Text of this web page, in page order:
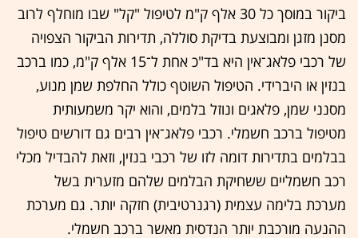
ביקור במוסך כל 30 אלף ק"מ לטיפול "קל" שבו מוחלף לרוב
מסנן מזגן ומבוצעת בדיקת סוללה, תדירות הביקור הצפויה
של רכבי פלאג־אין היא בד"כ אחת ל־15 אלף ק"מ, כמו ברכב
בנזין או היברידי. הטיפול השוטף כולל החלפת שמן מנוע,
מסנני שמן, פלאגים ונוזל בלמים, והוא יקר משמעותית
מטיפול ברכב חשמלי. רכבי פלאג־אין רבים גם דורשים טיפול
בבלמים בתדירות דומה לזו של רכבי בנזין, וזאת להבדיל מכלי
רכב חשמליים ששחיקת הבלמים שלהם מזערית בשל
מערכת בלימה עצמית (רגנרטיבית) חזקה יותר. גם מערכת
ההנעה מורכבת יותר הנדסית מאשר ברכב חשמלי.